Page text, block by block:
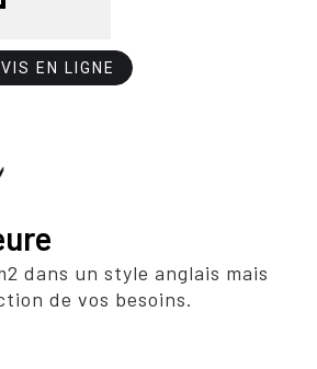
EN LIGNE
dans un style anglais mais
de vos besoins.